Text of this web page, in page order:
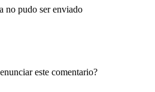
no pudo ser enviado
este comentario?